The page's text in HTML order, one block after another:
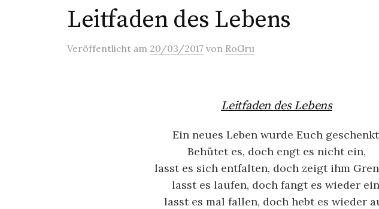
Leitfaden des Lebens
Veröffentlicht am 20/03/2017 von RoGru
Leitfaden des Lebens
Ein neues Leben wurde Euch
Behütet es, doch engt es nicht ein,
lasst es sich entfalten, doch zeigt ihm
lasst es laufen, doch fangt es wieder
lasst es mal fallen, doch hebt es wieder